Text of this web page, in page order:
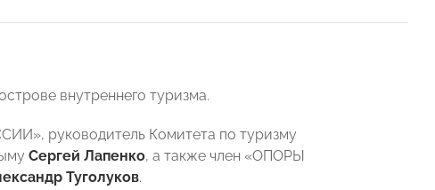
внутреннего туризма.
руководитель Комитета по туризму
Сергей Лапенко, а также член «ОПОРЫ
Туголуков.